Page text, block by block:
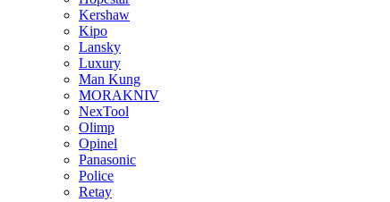
Kershaw
Kipo
Lansky
Luxury
Man Kung
MORAKNIV
NexTool
Olimp
Opinel
Panasonic
Police
Retay